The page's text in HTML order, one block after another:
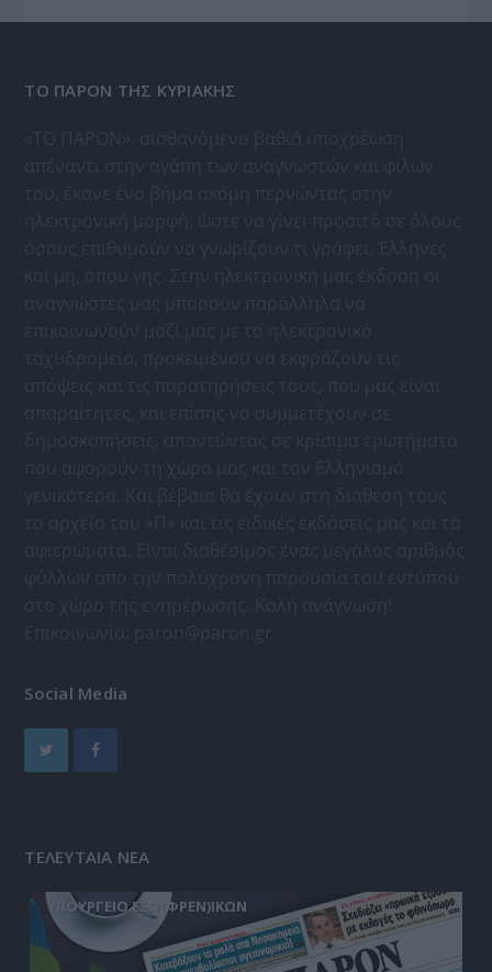
ΤΟ ΠΑΡΟΝ ΤΗΣ ΚΥΡΙΑΚΗΣ
Social Media
ΤΕΛΕΥΤΑΙΑ ΝΕΑ
ΥΠΟΥΡΓΕΙΟ ΕΞΩ(ΦΡΕΝ)ΙΚΩΝ